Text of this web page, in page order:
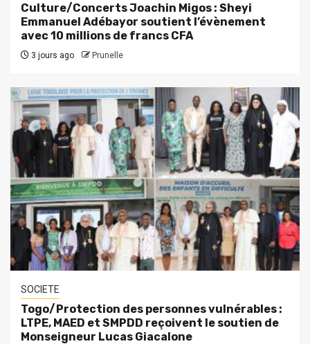
Culture/Concerts Joachin Migos : Sheyi
Emmanuel Adébayor soutient l’évènement
avec 10 millions de francs CFA
3 jours ago Prunelle
SOCIETE
Togo/Protection des personnes vulnérables :
LTPE, MAED et SMPDD reçoivent le soutien de
Monseigneur Lucas Giacalone